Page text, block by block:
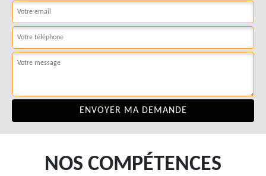
NOS COMPÉTENCES